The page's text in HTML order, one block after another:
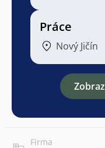
Práce
Nový Jičín
Firma